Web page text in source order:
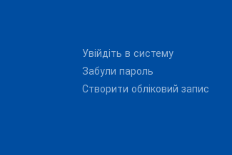
Увійдіть в систему
Забули пароль
Створити обліковий запис